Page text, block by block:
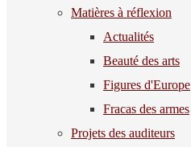
Matières à réflexion
Actualités
Beauté des arts
Figures d'Europe
Fracas des armes
Projets des auditeurs